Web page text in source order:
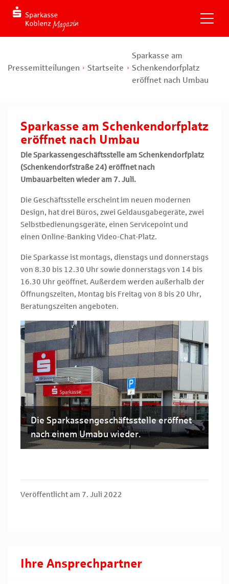
Pressemitteilungen Startseite
Sparkasse am
Schenkendorfplatz
eröffnet nach Umbau
Sparkasse am Schenkendorfplatz
eröffnet nach Umbau
Die Sparkassengeschäftsstelle am Schenkendorfplatz
(Schenkendorfstraße 24) eröffnet nach
Umbauarbeiten wieder am 7. Juli.
Die Geschäftsstelle erscheint im neuen modernen
Design, hat drei Büros, zwei Geldausgabegeräte, zwei
Selbstbedienungsgeräte, einen Servicepoint und
einen Online-Banking Video-Chat-Platz.
Die Sparkasse ist montags, dienstags und donnerstags
von 8.30 bis 12.30 Uhr sowie donnerstags von 14 bis
16.30 Uhr geöffnet. Außerdem werden außerhalb der
Öffnungszeiten, Montag bis Freitag von 8 bis 20 Uhr,
Beratungszeiten angeboten.
Die Sparkassengeschäftsstelle eröffnet
nach einem Umabu wieder.
Veröffentlicht am 7. Juli 2022
Ihre Ansprechpartner